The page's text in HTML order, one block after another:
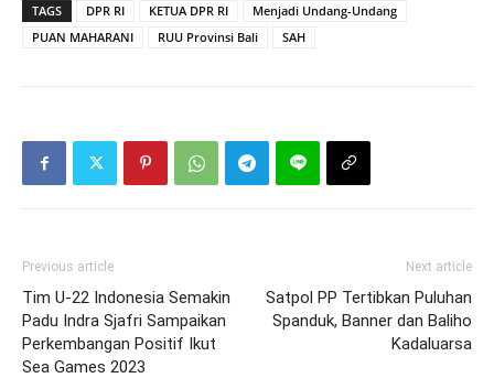
TAGS DPR RI KETUA DPR RI
Menjadi Undang-Undang
PUAN MAHARANI
RUU Provinsi Bali SAH
Previous article
Tim U-22 Indonesia Semakin
Padu Indra Sjafri Sampaikan
Perkembangan Positif Ikut
Sea Games 2023
Next article
Satpol PP Tertibkan Puluhan
Spanduk, Banner dan Baliho
Kadaluarsa